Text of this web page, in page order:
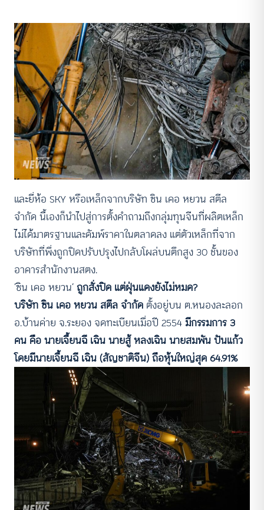
และยี่ห้อ SKY หรือเหล็กจากบริษัท ซิน เคอ หยวน สตีล
จำกัด นี้เองก็นำไปสู่การตั้งคำถามถึงกลุ่มทุนจีนที่ผลิตเหล็ก
ไม่ได้มาตรฐานและดัมพ์ราคาในตลาดลง แต่ตัวเหล็กที่จาก
บริษัทที่พึ่งถูกปิดปรับปรุงไปกลับโผล่บนตึกสูง 30 ชั้นของ
อาคารสำนักงานสตง.
‘ซิน เคอ หยวน’ถูกสั่งปิด แต่ฝุ่นแดงยังไม่หมด?
บริษัท ซิน เคอ หยวน สตีล จำกัด ตั้งอยู่บน ต.หนองละลอก
อ.บ้านค่าย จ.ระยอง จดทะเบียนเมื่อปี 2554มีกรรมการ 3
คน คือ นายเจี้ยนฉี เฉิน นายสู้ หลงเฉิน นายสมพัน ปันแก้ว
โดยมีนายเจี้ยนฉี เฉิน (สัญชาติจีน) ถือหุ้นใหญ่สุด 64.91%